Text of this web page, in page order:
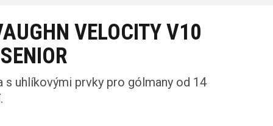
VELOCITY V10
s uhlíkovými prvky pro gólmany od 14